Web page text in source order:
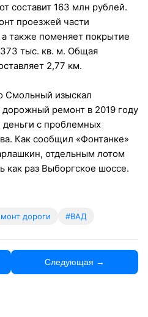
составит 163 млн рублей.
проезжей части
также поменяет покрытие
тыс. кв. м. Общая
2,77 км.
Смольный изыскал
ремонт в 2019 году
деньги с проблемных
Как сообщил «Фонтанке»
отдельным лотом
как раз Выборгское шоссе.
дороги #ВАД
Следующая →